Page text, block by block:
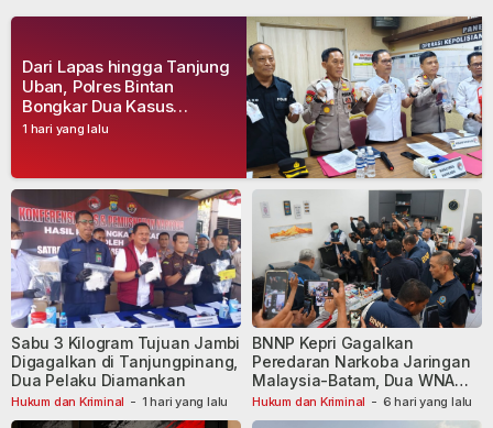
1 hari yang lalu
Dari Lapas hingga Tanjung
Uban, Polres Bintan
Bongkar Dua Kasus
Narkoba, Empat Tersangka
Hukum dan Kriminal - 1 hari yang lalu
Sabu 3 Kilogram Tujuan Jambi
Digagalkan di Tanjungpinang,
Dua Pelaku Diamankan
Hukum dan Kriminal - 6 hari yang lalu
BNNP Kepri Gagalkan
Peredaran Narkoba Jaringan
Malaysia-Batam, Dua WNA
Masih Diburu